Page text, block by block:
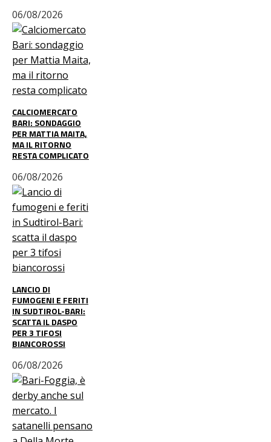
06/08/2026
CALCIOMERCATO
BARI: SONDAGGIO
PER MATTIA MAITA,
MA IL RITORNO
RESTA COMPLICATO
06/08/2026
LANCIO DI
FUMOGENI E FERITI
IN SUDTIROL-BARI:
SCATTA IL DASPO
PER 3 TIFOSI
BIANCOROSSI
06/08/2026